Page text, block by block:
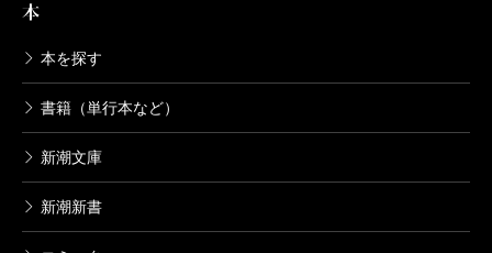
著者キャスリーン・フリンの優しさに溢れる言葉の
数々も本書の特徴だ。「焦がしても、落としても、煮
食事なんだもの。明日になったらまた作ればいい」。
こんな言葉に生徒たちが励まされたように、私たちも
また励まされる。本書を読めば、それまで通っていた
本
本を探す
書籍（単行本など）
新潮文庫
新潮新書